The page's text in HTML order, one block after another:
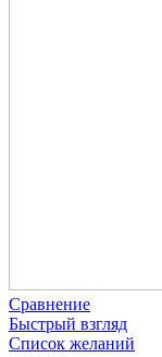
Сравнение
Быстрый взгляд
Список желаний